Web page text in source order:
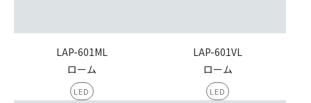
LAP-601ML
ローム
LED
LAP-601VL
ローム
LED